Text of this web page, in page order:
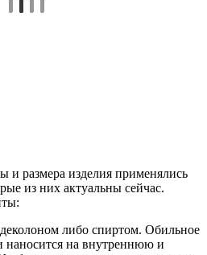
и размера изделия применялись
из них актуальны сейчас.
либо спиртом. Обильное
наносится на внутреннюю и